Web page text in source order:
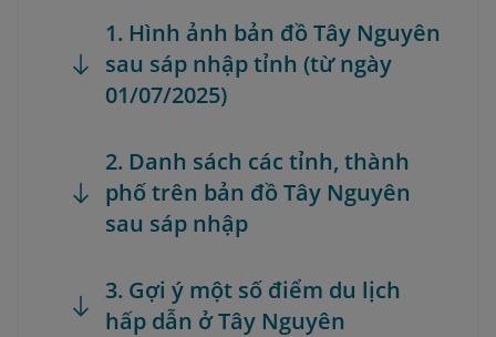
1. Hình ảnh bản đồ Tây Nguyên
sau sáp nhập tỉnh (từ ngày
01/07/2025)
2. Danh sách các tỉnh, thành
phố trên bản đồ Tây Nguyên
sau sáp nhập
3. Gợi ý một số điểm du lịch
hấp dẫn ở Tây Nguyên